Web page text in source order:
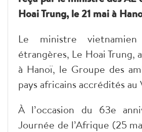
Hoai Trung, le 21 mai à
Le ministre
étrangères, Le Hoai Trung,
à Hanoï, le Groupe des
pays africains accrédités au
À l’occasion du 63e
Journée de l’Afrique (25